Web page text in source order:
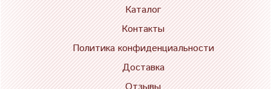
Каталог
Контакты
Политика конфиденциальности
Доставка